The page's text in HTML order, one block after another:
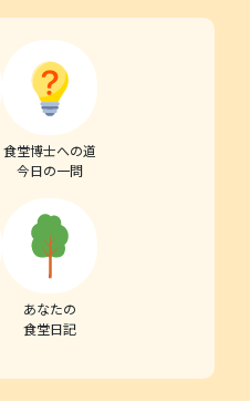
食堂博士への道
今日の一問
あなたの
食堂日記